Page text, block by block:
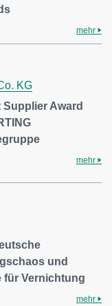
mehr
KG
Supplier Award
mehr
und
für Vernichtung
mehr